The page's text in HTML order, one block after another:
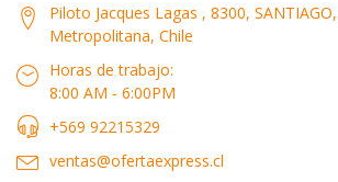
Piloto Jacques Lagas , 8300,
Metropolitana, Chile
Horas de trabajo:
8:00 AM - 6:00PM
+569 92215329
ventas@ofertaexpress.cl